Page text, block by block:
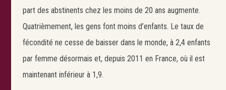
part des abstinents chez les moins de 20 ans augmente.
Quatrièmement, les gens font moins d’enfants. Le taux de
fécondité ne cesse de baisser dans le monde, à 2,4 enfants
par femme désormais et, depuis 2011 en France, où il est
maintenant inférieur à 1,9.